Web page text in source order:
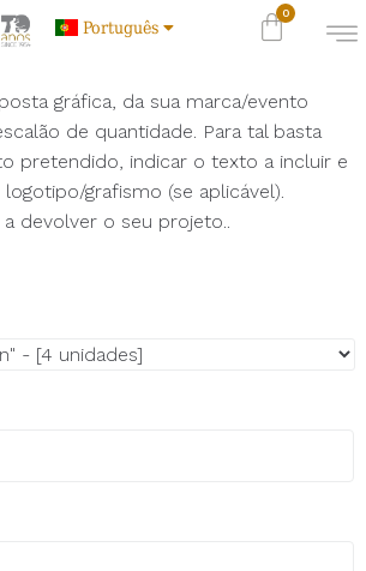
Português
gráfica, da sua marca/evento
de quantidade. Para tal basta
pretendido, indicar o texto a incluir e
grafismo (se aplicável).
devolver o seu projeto..